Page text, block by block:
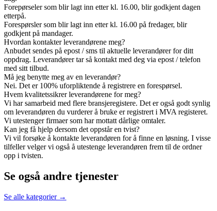
Forepørseler som blir lagt inn etter kl. 16.00, blir godkjent dagen
etterpå.
Forespørsler som blir lagt inn etter kl. 16.00 på fredager, blir
godkjent på mandager.
Hvordan kontakter leverandørene meg?
Anbudet sendes på epost / sms til aktuelle leverandører for ditt
oppdrag. Leverandører tar så kontakt med deg via epost / telefon
med sitt tilbud.
Må jeg benytte meg av en leverandør?
Nei. Det er 100% uforpliktende å registrere en forespørsel.
Hvem kvalitetssikrer leverandørene for meg?
Vi har samarbeid med flere bransjeregistere. Det er også godt synlig
om leverandøren du vurderer å bruke er registrert i MVA registeret.
Vi utestenger firmaer som har mottatt dårlige omtaler.
Kan jeg få hjelp dersom det oppstår en tvist?
Vi vil forsøke å kontakte leverandøren for å finne en løsning. I visse
tilfeller velger vi også å utestenge leverandøren frem til de ordner
opp i tvisten.
Se også andre tjenester
Se alle kategorier →